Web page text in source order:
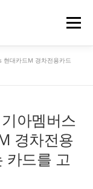
메뉴
현대카드M 경차전용카드
아멤버스
경차전용
카드를 고